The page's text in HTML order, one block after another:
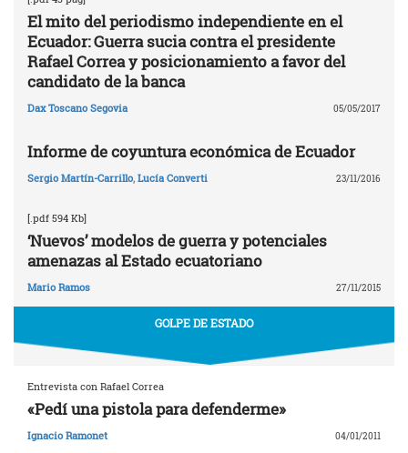
El mito del periodismo independiente en el
Ecuador: Guerra sucia contra el presidente
Rafael Correa y posicionamiento a favor del
candidato de la banca
Dax Toscano Segovia 05/05/2017
Informe de coyuntura económica de Ecuador
Sergio Martín-Carrillo, Lucía Converti 23/11/2016
[.pdf 594 Kb]
‘Nuevos’ modelos de guerra y potenciales
amenazas al Estado ecuatoriano
Mario Ramos 27/11/2015
GOLPE DE ESTADO
Entrevista con Rafael Correa
«Pedí una pistola para defenderme»
Ignacio Ramonet 04/01/2011